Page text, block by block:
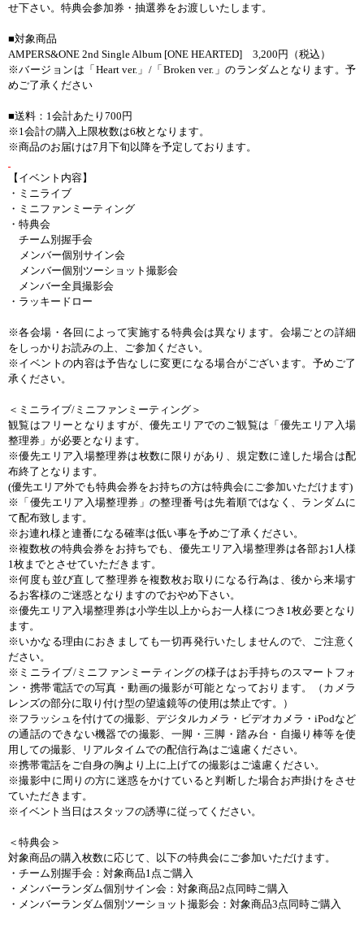
せ下さい。特典会参加券・抽選券をお渡しいたします。
■対象商品
AMPERS&ONE 2nd Single Album [ONE HEARTED]
3,200 円（税込）
※バージョンは「 Heart ver. 」 /「 Broken ver. 」のランダムとなります。予
めご了承ください
■送料： 1会計あたり 700 円
※ 1会計の購入上限枚数は6枚となります。
※商品のお届けは7 月下旬以降を予定しております。
【イベント内容】
・ミニライブ
・ミニファンミーティング
・特典会
チーム別握手会
メンバー個別サイン会
メンバー個別ツーショット撮影会
メンバー全員撮影会
・ラッキードロー
※各会場・各回によって実施する特典会は異なります。会場ごとの詳細
をしっかりお読みの上、ご参加ください。
※イベントの内容は予告なしに変更になる場合がございます。予めご了
承ください。
＜ミニライブ/ ミニファンミーティング＞
観覧はフリーとなりますが、優先エリアでのご観覧は「優先エリア入場
整理券」が必要となります。
※優先エリア入場整理券は枚数に限りがあり、規定数に達した場合は配
布終了となります。
(優先エリア外でも特典会券をお持ちの方は特典会にご参加いただけます)
※「優先エリア入場整理券」の整理番号は先着順ではなく、ランダムに
て配布致します。
※お連れ様と連番になる確率は低い事を予めご了承ください。
※複数枚の特典会券をお持ちでも、優先エリア入場整理券は各部お1 人様
1枚までとさせていただきます。
※何度も並び直して整理券を複数枚お取りになる行為は、後から来場す
るお客様のご迷惑となりますのでおやめ下さい。
※優先エリア入場整理券は小学生以上からお一人様につき 1枚必要となり
ます。
※いかなる理由におきましても一切再発行いたしませんので、ご注意く
ださい。
※ミニライブ/ミニファンミーティングの様子はお手持ちのスマートフォ
ン・携帯電話での写真・動画の撮影が可能となっております。（カメラ
レンズの部分に取り付け型の望遠鏡等の使用は禁止です。）
※フラッシュを付けての撮影、デジタルカメラ・ビデオカメラ・ iPodなど
の通話のできない機器での撮影、一脚・三脚・踏み台・自撮り棒等を使
用しての撮影、リアルタイムでの配信行為はご遠慮ください。
※携帯電話をご自身の胸より上に上げての撮影はご遠慮ください。
※撮影中に周りの方に迷惑をかけていると判断した場合お声掛けをさせ
ていただきます。
※イベント当日はスタッフの誘導に従ってください。
＜特典会＞
対象商品の購入枚数に応じて、以下の特典会にご参加いただけます。
・チーム別握手会：対象商品1点ご購入
・メンバーランダム個別サイン会：対象商品2点同時ご購入
・メンバーランダム個別ツーショット撮影会：対象商品3点同時ご購入